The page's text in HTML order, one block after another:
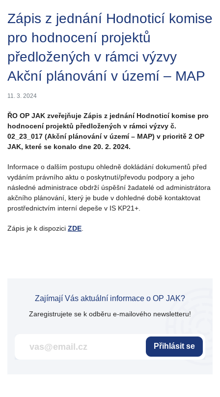
Zápis z jednání Hodnoticí komise
pro hodnocení projektů
předložených v rámci výzvy
Akční plánování v území – MAP
11. 3. 2024
ŘO OP JAK zveřejňuje Zápis z jednání Hodnoticí komise pro
hodnocení projektů předložených v rámci výzvy č.
02_23_017 (Akční plánování v území – MAP) v prioritě 2 OP
JAK, které se konalo dne 20. 2. 2024.
Informace o dalším postupu ohledně dokládání dokumentů před
vydáním právního aktu o poskytnutí/převodu podpory a jeho
následné administrace obdrží úspěšní žadatelé od administrátora
akčního plánování, který je bude v dohledné době kontaktovat
prostřednictvím interní depeše v IS KP21+.
Zápis je k dispozici ZDE
Zajímají Vás aktuální informace o OP JAK?
Zaregistrujete se k odběru e-mailového newsletteru!
Přihlásit se